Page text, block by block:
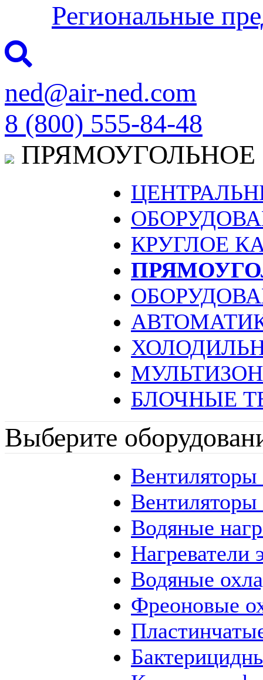
Региональные
ned@air-ned.com
8 (800) 555-84-48
КРУГЛОЕ
БЛОЧНЫЕ
Выберите
Водяные
Нагреватели
Водяные
Фреоновые